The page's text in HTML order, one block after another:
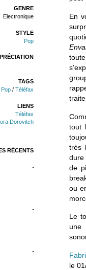
GENRE
Electronique
STYLE
Pop
TAGS
Pop / Téléfax
LIENS
Téléfax
Dorovitch
RÉCENTS
En
tout
très
de
ou
Le
une
le